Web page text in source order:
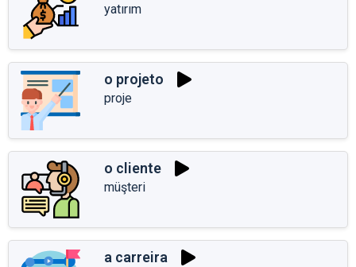
yatırım
o projeto
proje
o cliente
müşteri
a carreira